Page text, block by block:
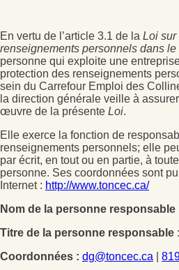
En vertu de l’article 3.1 de la Loi sur
renseignements personnels dans le
personne qui exploite une
protection des renseignements
sein du Carrefour Emploi des
la direction générale veille à
œuvre de la présente Loi.
Elle exerce la fonction de
renseignements personnels; elle
par écrit, en tout ou en partie, à toute
personne. Ses coordonnées sont
Internet : http://www.toncec.ca/
Nom de la personne responsable
Titre de la personne responsable :
Coordonnées : dg@toncec.ca